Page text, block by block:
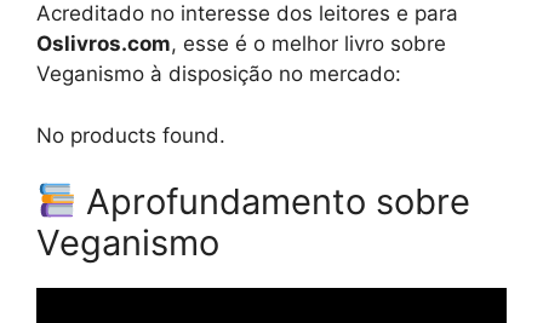
Acreditado no interesse dos leitores e para
Oslivros.com, esse é o melhor livro sobre
Veganismo à disposição no mercado:
No products found.
Aprofundamento sobre
Veganismo